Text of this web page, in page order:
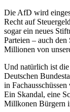
Die AfD wird
Recht auf
sogar ein neues
Parteien – auch
Millionen von
Und natürlich ist
Deutschen
in
Ein Skandal, eine
Millkonen Bürgern